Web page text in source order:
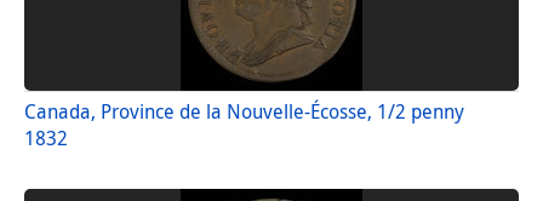
Canada, Province de la Nouvelle-Écosse, 1/2 penny
1832